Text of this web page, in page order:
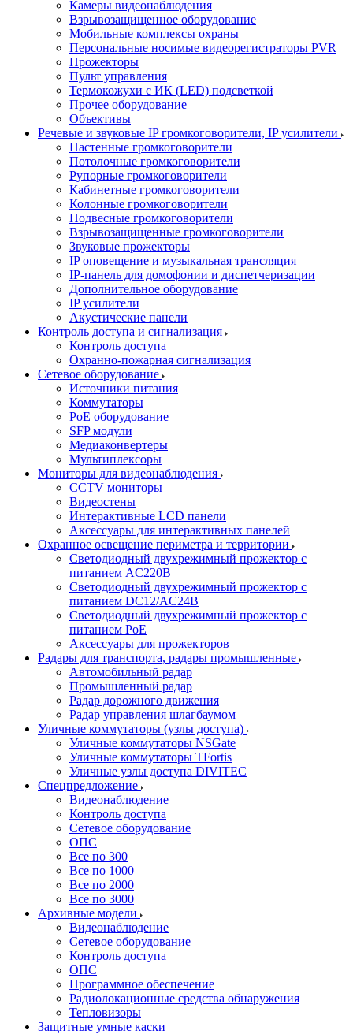
Камеры видеонаблюдения
Взрывозащищенное оборудование
Мобильные комплексы охраны
Персональные носимые видеорегистраторы PVR
Прожекторы
Пульт управления
Термокожухи с ИК (LED) подсветкой
Прочее оборудование
Объективы
Речевые и звуковые IP громкоговорители, IP усилители
Настенные громкоговорители
Потолочные громкоговорители
Рупорные громкоговорители
Кабинетные громкоговорители
Колонные громкоговорители
Подвесные громкоговорители
Взрывозащищенные громкоговорители
Звуковые прожекторы
IP оповещение и музыкальная трансляция
IP-панель для домофонии и диспетчеризации
Дополнительное оборудование
IP усилители
Акустические панели
Контроль доступа и сигнализация
Контроль доступа
Охранно-пожарная сигнализация
Сетевое оборудование
Источники питания
Коммутаторы
PoE оборудование
SFP модули
Медиаконвертеры
Мультиплексоры
Мониторы для видеонаблюдения
CCTV мониторы
Видеостены
Интерактивные LCD панели
Аксессуары для интерактивных панелей
Охранное освещение периметра и территории
Светодиодный двухрежимный прожектор с
питанием AC220В
Светодиодный двухрежимный прожектор с
питанием DC12/AC24В
Светодиодный двухрежимный прожектор с
питанием PoE
Аксессуары для прожекторов
Радары для транспорта, радары промышленные
Автомобильный радар
Промышленный радар
Радар дорожного движения
Радар управления шлагбаумом
Уличные коммутаторы (узлы доступа)
Уличные коммутаторы NSGate
Уличные коммутаторы TFortis
Уличные узлы доступа DIVITEC
Спецпредложение
Видеонаблюдение
Контроль доступа
Сетевое оборудование
ОПС
Все по 300
Все по 1000
Все по 2000
Все по 3000
Архивные модели
Видеонаблюдение
Сетевое оборудование
Контроль доступа
ОПС
Программное обеспечение
Радиолокационные средства обнаружения
Тепловизоры
Защитные умные каски